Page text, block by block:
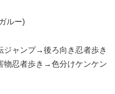
ルー)
ャンプ→後ろ向き忍者歩き
忍者歩き→色分けケンケン